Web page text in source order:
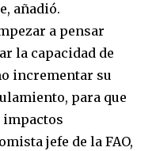
añadió.
a pensar
la capacidad de
incrementar su
para que
jefe de la FAO,